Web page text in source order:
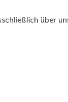
über